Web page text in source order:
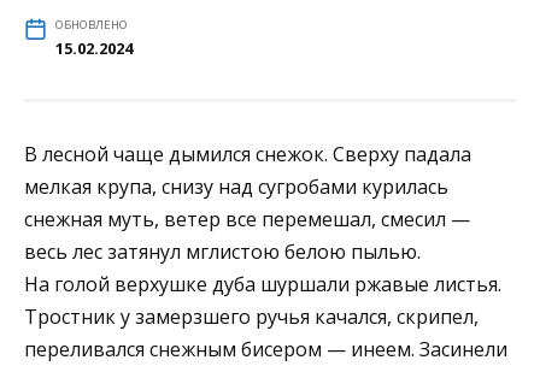
ОБНОВЛЕНО
15.02.2024
В лесной чаще дымился снежок. Сверху падала
мелкая крупа, снизу над сугробами курилась
снежная муть, ветер все перемешал, смесил —
весь лес затянул мглистою белою пылью.
На голой верхушке дуба шуршали ржавые листья.
Тростник у замерзшего ручья качался, скрипел,
переливался снежным бисером — инеем. Засинели